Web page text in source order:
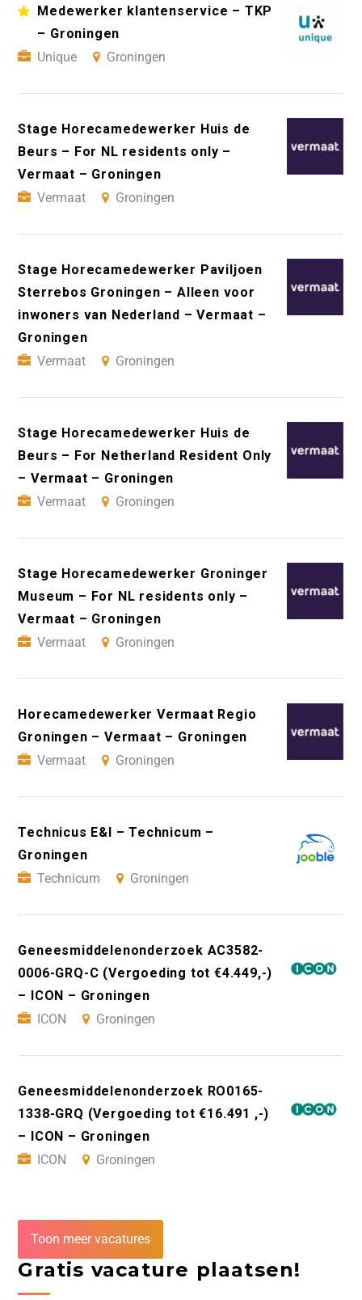
Medewerker klantenservice – TKP
– Groningen
Unique
Groningen
Stage Horecamedewerker Huis de
Beurs – For NL residents only –
Vermaat – Groningen
Vermaat
Groningen
Stage Horecamedewerker Paviljoen
Sterrebos Groningen – Alleen voor
inwoners van Nederland – Vermaat –
Groningen
Vermaat
Groningen
Stage Horecamedewerker Huis de
Beurs – For Netherland Resident Only
– Vermaat – Groningen
Vermaat
Groningen
Stage Horecamedewerker Groninger
Museum – For NL residents only –
Vermaat – Groningen
Vermaat
Groningen
Horecamedewerker Vermaat Regio
Groningen – Vermaat – Groningen
Vermaat
Groningen
Technicus E&I – Technicum –
Groningen
Technicum
Groningen
Geneesmiddelenonderzoek AC3582-
0006-GRQ-C (Vergoeding tot €4.449,-)
– ICON – Groningen
ICON
Groningen
Geneesmiddelenonderzoek RO0165-
1338-GRQ (Vergoeding tot €16.491 ,-)
– ICON – Groningen
ICON
Groningen
Toon meer vacatures
Gratis vacature plaatsen!